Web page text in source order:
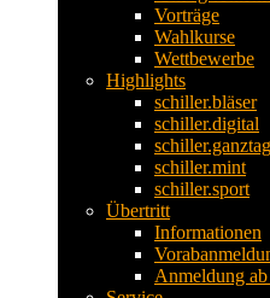
Vorträge
Wahlkurse
Wettbewerbe
Highlights
schiller.bläser
schiller.digital
schiller.ganztag
schiller.mint
schiller.sport
Übertritt
Informationen
Anmeldung ab